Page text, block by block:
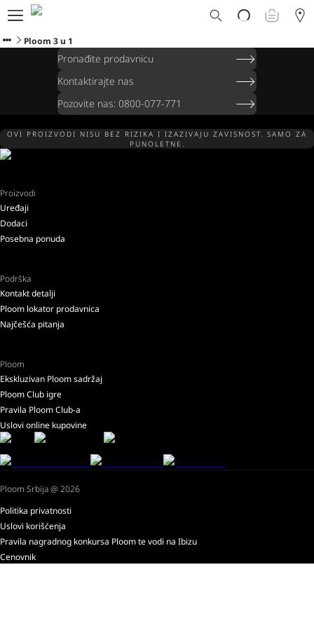
Ploom svet
E-shop
Program zamene
Ploom Club
Formular za prijavljivanje
Korisnička podrška
Blog
Ibiza
Ploom 3 u 1
Pronađite prodavnicu
Kontaktirajte nas
Pozovite nas: 0800-077-771
OVI PROIZVODI NISU BEZ RIZIKA I IZAZIVAJU ZAVISNOST. SAMO ZA
PUNOLETNE.
Proizvodi
Uređaji
Dodaci
Posebna ponuda
Podrška
Kontakt detalji
Ploom lokator prodavnica
Najčešća pitanja
Ploom
Ekskluzivan Ploom sadržaj
Ploom Club igre
Pravila Ploom Club-a
Uslovi online kupovine
Ploom Srbija @ 2026
Politika privatnosti
Uslovi korišćenja
Pravila nagradnog konkursa Ploom te vodi na Ibizu
Cenovnik